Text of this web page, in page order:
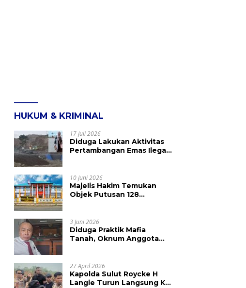
HUKUM & KRIMINAL
17 Juli 2026
Diduga Lakukan Aktivitas
Pertambangan Emas Ilegal
Tangkap Vinni Sondakh
10 Juni 2026
Majelis Hakim Temukan
Objek Putusan 128
Atas Putusan PN Tondano
3 Juni 2026
Diduga Praktik Mafia
Tanah, Oknum Anggota
27 April 2026
Kapolda Sulut Roycke H
Langie Turun Langsung Ke